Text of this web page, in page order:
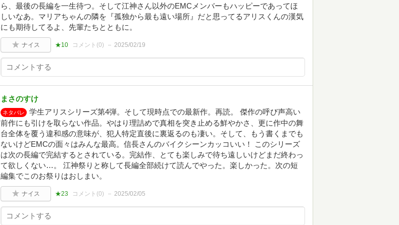
ら、最後の長編を一生待つ。そして江神さん以外のEMCメンバーもハッピーであってほ
しいなあ。マリアちゃんの隣を『孤独から最も遠い場所』だと思ってるアリスくんの漢気
にも期待してるよ、先輩たちとともに。
ナイス ★10 コメント(0) 2025/02/19
まさのすけ
ネタバレ
学生アリスシリーズ第4弾。そして現時点での最新作。再読。 傑作の呼び声高い
前作にも引けを取らない作品。やはり理詰めで真相を突き止める鮮やかさ、更に作中の舞
台全体を覆う違和感の意味が、犯人特定直後に裏返るのも凄い。そして、もう書くまでも
ないけどEMCの面々はみんな最高。信長さんのバイクシーンカッコいい！ このシリーズ
は次の長編で完結するとされている。完結作、とても楽しみで待ち遠しいけどまだ終わっ
て欲しくない…。 江神祭りと称して長編全部続けて読んでやった。楽しかった。次の短
編集でこのお祭りはおしまい。
ナイス ★23 コメント(0) 2025/02/05